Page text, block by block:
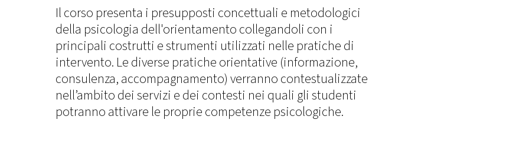
Il corso presenta i presupposti concettuali e metodologici
della psicologia dell'orientamento collegandoli con i
principali costrutti e strumenti utilizzati nelle pratiche di
intervento. Le diverse pratiche orientative (informazione,
consulenza, accompagnamento) verranno contestualizzate
nell’ambito dei servizi e dei contesti nei quali gli studenti
potranno attivare le proprie competenze psicologiche.